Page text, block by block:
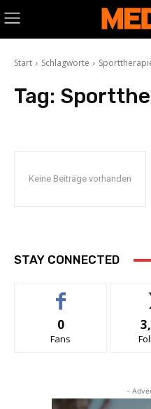
Start Schlagworte
Tag:
Keine Beiträge vorhanden
STAY CONNECTED
0
Fans
-